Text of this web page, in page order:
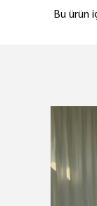
Bu ürün